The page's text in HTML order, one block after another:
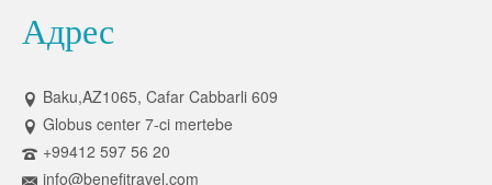
Адрес
Baku,AZ1065, Cafar Cabbarli 609
Globus center 7-ci mertebe
+99412 597 56 20
info@benefitravel.com